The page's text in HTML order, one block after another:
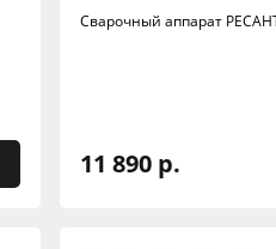
Сварочный аппарат
11 890 р.